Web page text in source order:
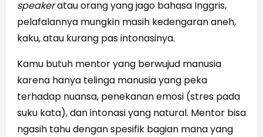
speakeratau orang yang jago bahasa Inggris,
pelafalannya mungkin masih kedengaran aneh,
kaku, atau kurang pas intonasinya.
Kamu butuh mentor yang berwujud manusia
karena hanya telinga manusia yang peka
terhadap nuansa, penekanan emosi (stres pada
suku kata), dan intonasi yang natural. Mentor bisa
ngasih tahu dengan spesifik bagian mana yang